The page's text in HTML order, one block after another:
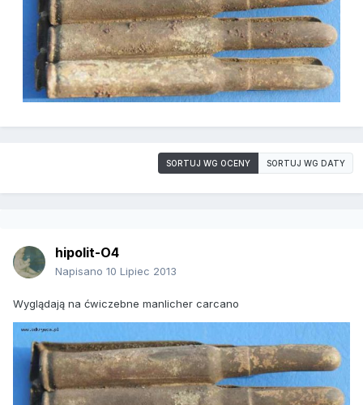
SORTUJ WG OCENY SORTUJ WG DATY
hipolit-O4
Napisano 10 Lipiec 2013
Wyglądają na ćwiczebne manlicher carcano